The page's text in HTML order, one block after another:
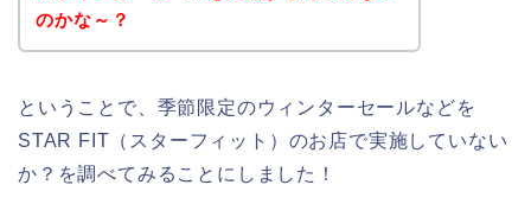
のかな～？
ということで、季節限定のウィンターセールなどを
STAR FIT（スターフィット）のお店で実施していない
か？を調べてみることにしました！